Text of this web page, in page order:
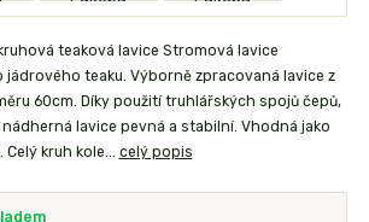
teaková lavice Stromová lavice
teaku. Výborně zpracovaná lavice z
60cm. Díky použití truhlářských spojů čepů,
lavice pevná a stabilní. Vhodná jako
Celý kruh kole... celý popis